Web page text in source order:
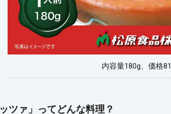
内容量180g、価格
ツァ」ってどんな料理？